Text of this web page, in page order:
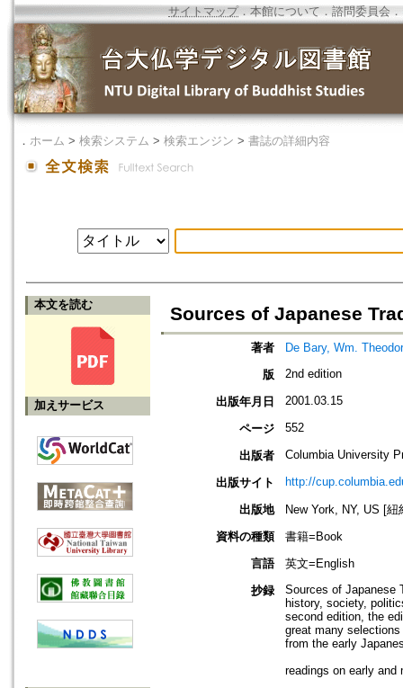
サイトマップ．本館について ． 諮問委員会 ．
． ホーム > 検索システム > 検索エンジン > 書誌の詳細内容
本文を読む
加えサービス
Sources of Japanese
著者
De Bary, Wm.
版
2nd edition
出版年月日 2001.03.15
ページ 552
出版者 Columbia University
出版サイト http://
出版地
New York, NY, US [
資料の種類
書籍=Book
言語
英文=English
抄録
Sources of Japanese
history, society,
second edition, the
great many
from the early
readings on early and